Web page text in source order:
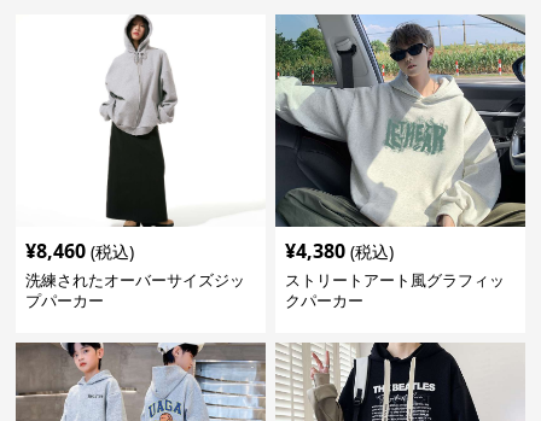
¥8,460 (税込)
洗練されたオーバーサイズジッ
プパーカー
¥4,380 (税込)
ストリートアート風グラフィッ
クパーカー